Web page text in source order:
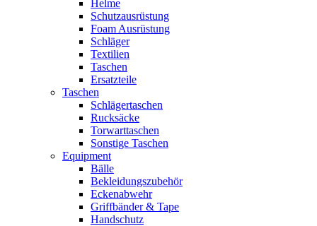
Helme
Schutzausrüstung
Foam Ausrüstung
Schläger
Textilien
Taschen
Ersatzteile
Taschen
Schlägertaschen
Rucksäcke
Torwarttaschen
Sonstige Taschen
Equipment
Bälle
Bekleidungszubehör
Eckenabwehr
Griffbänder & Tape
Handschutz